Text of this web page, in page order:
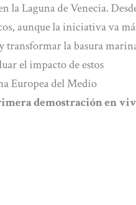
la Laguna de Venecia.
aunque la iniciativa va
transformar la basura
el impacto de estos
Europea del Medio
demostración en